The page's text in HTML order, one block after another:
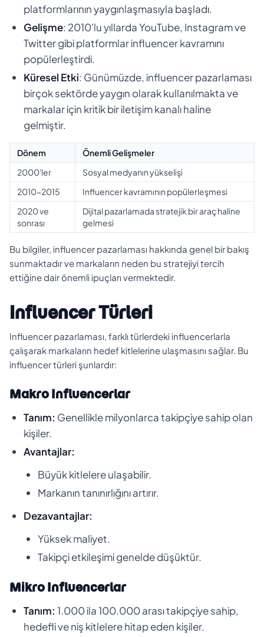
platformlarının yaygınlaşmasıyla başladı.
Gelişme: 2010'lu yıllarda YouTube, Instagram ve
Twitter gibi platformlar influencer kavramını
popülerleştirdi.
Küresel Etki: Günümüzde, influencer pazarlaması
birçok sektörde yaygın olarak kullanılmakta ve
markalar için kritik bir iletişim kanalı haline
gelmiştir.
Dönem
Önemli Gelişmeler
2000'ler
Sosyal medyanın yükselişi
2010-2015
Influencer kavramının popülerleşmesi
2020 ve
sonrası
Dijital pazarlamada stratejik bir araç haline
gelmesi
Bu bilgiler, influencer pazarlaması hakkında genel bir bakış
sunmaktadır ve markaların neden bu stratejiyi tercih
ettiğine dair önemli ipuçları vermektedir.
Influencer Türleri
Influencer pazarlaması, farklı türlerdeki influencerlarla
çalışarak markaların hedef kitlelerine ulaşmasını sağlar. Bu
influencer türleri şunlardır:
Makro Influencerlar
Tanım: Genellikle milyonlarca takipçiye sahip olan
kişiler.
Avantajlar:
Büyük kitlelere ulaşabilir.
Markanın tanınırlığını artırır.
Dezavantajlar:
Yüksek maliyet.
Takipçi etkileşimi genelde düşüktür.
Mikro Influencerlar
Tanım: 1.000 ila 100.000 arası takipçiye sahip,
hedefli ve niş kitlelere hitap eden kişiler.